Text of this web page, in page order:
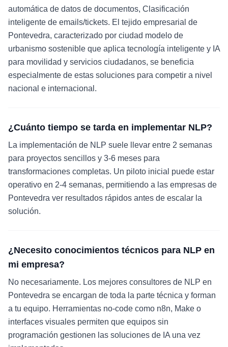
automática de datos de documentos, Clasificación
inteligente de emails/tickets. El tejido empresarial de
Pontevedra, caracterizado por ciudad modelo de
urbanismo sostenible que aplica tecnología inteligente y IA
para movilidad y servicios ciudadanos, se beneficia
especialmente de estas soluciones para competir a nivel
nacional e internacional.
¿Cuánto tiempo se tarda en implementar NLP?
La implementación de NLP suele llevar entre 2 semanas
para proyectos sencillos y 3-6 meses para
transformaciones completas. Un piloto inicial puede estar
operativo en 2-4 semanas, permitiendo a las empresas de
Pontevedra ver resultados rápidos antes de escalar la
solución.
¿Necesito conocimientos técnicos para NLP en
mi empresa?
No necesariamente. Los mejores consultores de NLP en
Pontevedra se encargan de toda la parte técnica y forman
a tu equipo. Herramientas no-code como n8n, Make o
interfaces visuales permiten que equipos sin
programación gestionen las soluciones de IA una vez